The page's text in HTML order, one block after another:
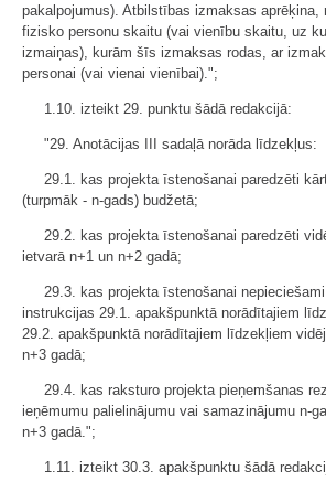
pakalpojumus). Atbilstības izmaksas aprēķina,
fizisko personu skaitu (vai vienību skaitu, uz
izmaiņas), kurām šīs izmaksas rodas, ar
personai (vai vienai vienībai).";
1.10. izteikt 29. punktu šādā redakcijā:
"29. Anotācijas III sadaļā norāda līdzekļus:
29.1. kas projekta īstenošanai paredzēti
(turpmāk - n-gads) budžetā;
29.2. kas projekta īstenošanai paredzēti
ietvarā n+1 un n+2 gadā;
29.3. kas projekta īstenošanai
instrukcijas 29.1. apakšpunktā norādītajiem
29.2. apakšpunktā norādītajiem līdzekļiem
n+3 gadā;
29.4. kas raksturo projekta pieņemšanas
ieņēmumu palielinājumu vai samazinājumu n-
n+3 gadā.";
1.11. izteikt 30.3. apakšpunktu šādā